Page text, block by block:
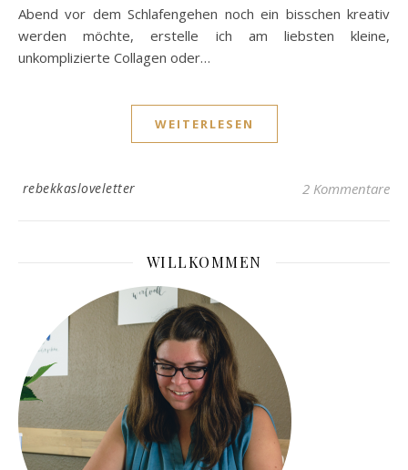
Abend vor dem Schlafengehen noch ein bisschen kreativ
werden möchte, erstelle ich am liebsten kleine,
unkomplizierte Collagen oder…
WEITERLESEN
rebekkasloveletter 2 Kommentare
WILLKOMMEN